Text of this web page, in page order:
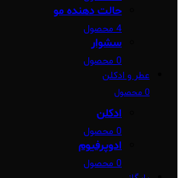
حالت دهنده مو
4 محصول
سشوار
0 محصول
عطر و ادکلن
0 محصول
ادکلن
0 محصول
ادوپرفیوم
0 محصول